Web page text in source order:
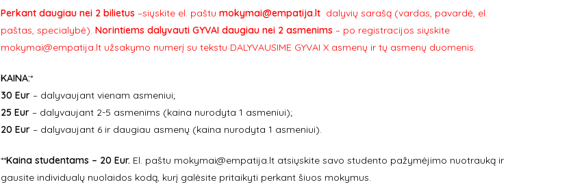
Perkant daugiau nei 2 bilietus –siųskite el. paštu mokymai@empatija.ltdalyvių sarašą (vardas, pavardė, el.
paštas, specialybė). Norintiems dalyvauti GYVAI daugiau nei 2 asmenims – po registracijos siųskite
mokymai@empatija.lt užsakymo numerį su tekstu DALYVAUSIME GYVAI X asmenų ir tų asmenų duomenis.
KAINA:*
30 Eur– dalyvaujant vienam asmeniui;
25 Eur– dalyvaujant 2-5 asmenims (kaina nurodyta 1 asmeniui);
20 Eur– dalyvaujant 6 ir daugiau asmenų (kaina nurodyta 1 asmeniui).
**Kaina studentams – 20 Eur. El. paštu mokymai@empatija.lt atsiųskite savo studento pažymėjimo nuotrauką ir
gausite individualų nuolaidos kodą, kurį galėsite pritaikyti perkant šiuos mokymus.